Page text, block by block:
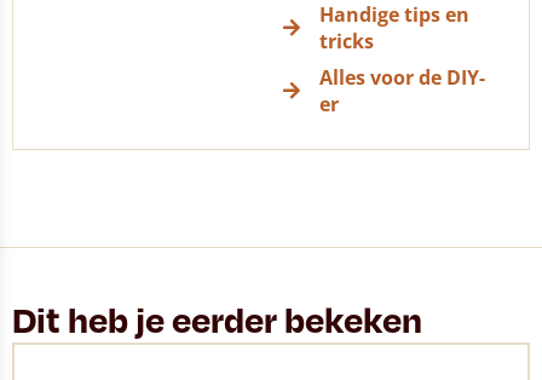
Handige tips en
tricks
Alles voor de DIY-
er
Dit heb je eerder bekeken